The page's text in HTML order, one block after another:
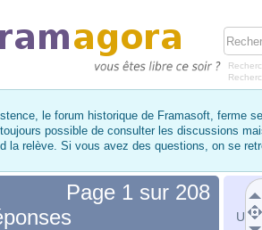
le forum historique de Framasoft, ferme
possible de consulter les discussions
la relève. Si vous avez des questions, on se
Page 1 sur 208